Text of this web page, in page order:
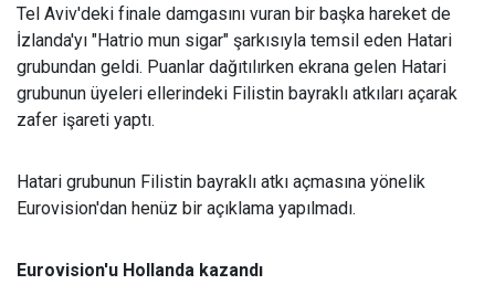
Tel Aviv'deki finale damgasını vuran bir başka hareket de
İzlanda'yı "Hatrio mun sigar" şarkısıyla temsil eden Hatari
grubundan geldi. Puanlar dağıtılırken ekrana gelen Hatari
grubunun üyeleri ellerindeki Filistin bayraklı atkıları açarak
zafer işareti yaptı.
Hatari grubunun Filistin bayraklı atkı açmasına yönelik
Eurovision'dan henüz bir açıklama yapılmadı.
Eurovision'u Hollanda kazandı